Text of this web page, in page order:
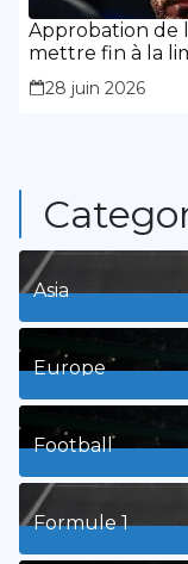
Approbation de
mettre fin à la
présidence
28 juin 2026
Asia
Europe
Football
Formule 1